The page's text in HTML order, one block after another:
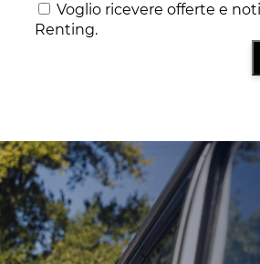
Voglio ricevere offerte e
Renting.